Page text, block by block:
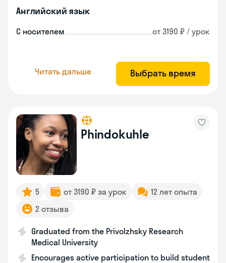
Английский язык
С носителем от 3190 ₽ / урок
Читать дальше Выбрать время
Phindokuhle
5 от 3190 ₽ за урок
12 лет опыта
2 отзыва
Graduated from the Privolzhsky Research
Medical University
Encourages active participation to build student